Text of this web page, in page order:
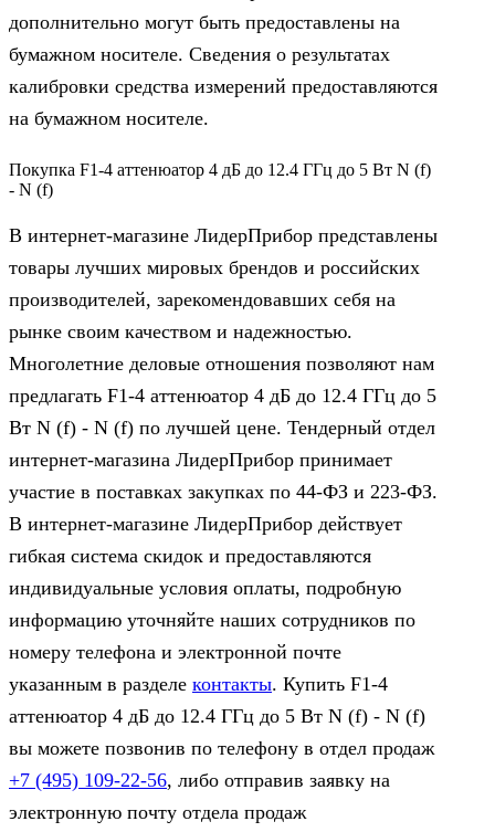
дополнительно могут быть предоставлены на
бумажном носителе. Сведения о результатах
калибровки средства измерений предоставляются
на бумажном носителе.
Покупка F1-4 аттенюатор 4 дБ до 12.4 ГГц до 5 Вт N (f)
- N (f)
В интернет-магазине ЛидерПрибор представлены
товары лучших мировых брендов и российских
производителей, зарекомендовавших себя на
рынке своим качеством и надежностью.
Многолетние деловые отношения позволяют нам
предлагать F1-4 аттенюатор 4 дБ до 12.4 ГГц до 5
Вт N (f) - N (f) по лучшей цене. Тендерный отдел
интернет-магазина ЛидерПрибор принимает
участие в поставках закупках по 44‑ФЗ и 223‑ФЗ.
В интернет-магазине ЛидерПрибор действует
гибкая система скидок и предоставляются
индивидуальные условия оплаты, подробную
информацию уточняйте наших сотрудников по
номеру телефона и электронной почте
указанным в разделе контакты. Купить F1-4
аттенюатор 4 дБ до 12.4 ГГц до 5 Вт N (f) - N (f)
вы можете позвонив по телефону в отдел продаж
+7 (495) 109-22-56, либо отправив заявку на
электронную почту отдела продаж